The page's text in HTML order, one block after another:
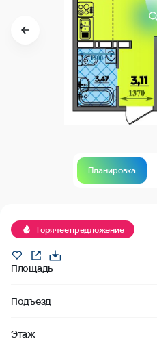
Планировка
Горячее предложение
Площадь
Подъезд
Этаж